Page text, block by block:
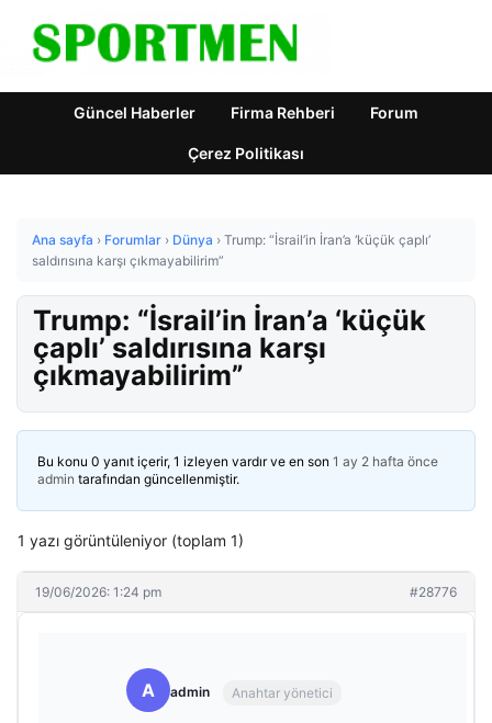
Güncel Haberler Firma Rehberi Forum
Çerez Politikası
Ana sayfa › Forumlar › Dünya › Trump: “İsrail’in İran’a ‘küçük çaplı’
saldırısına karşı çıkmayabilirim”
Trump: “İsrail’in İran’a ‘küçük
çaplı’ saldırısına karşı
çıkmayabilirim”
Bu konu 0 yanıt içerir, 1 izleyen vardır ve en son 1 ay 2 hafta önce
admin tarafından güncellenmiştir.
1 yazı görüntüleniyor (toplam 1)
19/06/2026: 1:24 pm #28776
A admin Anahtar yönetici